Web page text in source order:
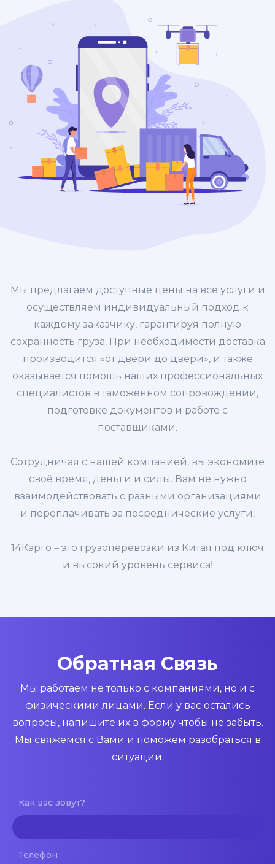
Мы предлагаем доступные цены на все услуги и
осуществляем индивидуальный подход к
каждому заказчику, гарантируя полную
сохранность груза. При необходимости доставка
производится «от двери до двери», и также
оказывается помощь наших профессиональных
специалистов в таможенном сопровождении,
подготовке документов и работе с
поставщиками.
Сотрудничая с нашей компанией, вы экономите
своё время, деньги и силы. Вам не нужно
взаимодействовать с разными организациями
и переплачивать за посреднические услуги.
14Карго – это грузоперевозки из Китая под ключ
и высокий уровень сервиса!
Обратная Связь
Мы работаем не только с компаниями, но и с
физическими лицами. Если у вас остались
вопросы, напишите их в форму чтобы не забыть.
Мы свяжемся с Вами и поможем разобраться в
ситуации.
Как вас зовут?
Телефон